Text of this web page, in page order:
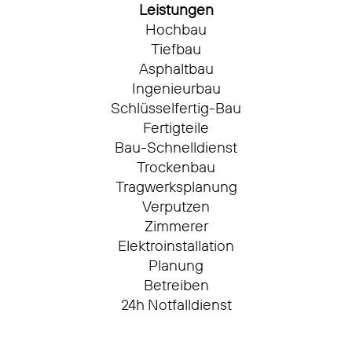
Leistungen
Hochbau
Tiefbau
Asphaltbau
Ingenieurbau
Schlüsselfertig-Bau
Fertigteile
Bau-Schnelldienst
Trockenbau
Tragwerksplanung
Verputzen
Zimmerer
Elektroinstallation
Planung
Betreiben
24h Notfalldienst